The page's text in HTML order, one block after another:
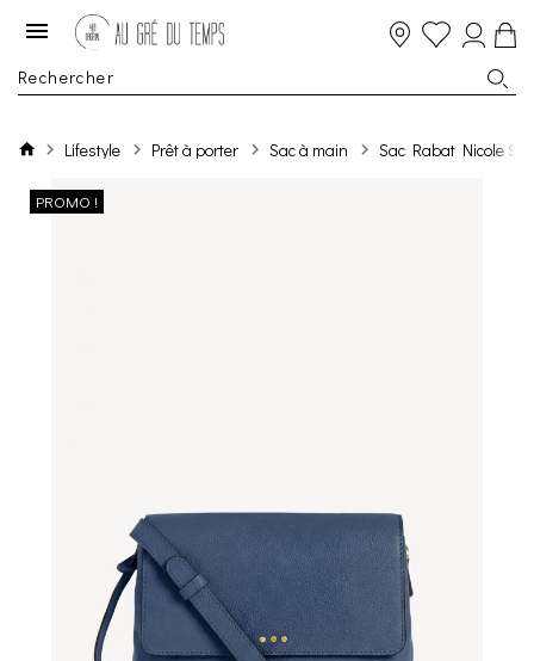
Lifestyle Prêt à porter Sac à main Sac Rabat Nicole
PROMO !